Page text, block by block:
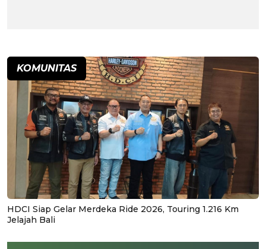
KOMUNITAS
HDCI Siap Gelar Merdeka Ride 2026, Touring 1.216 Km
Jelajah Bali